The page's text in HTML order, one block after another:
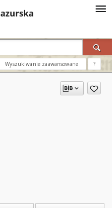
Wyszukiwanie zaawansowane ?